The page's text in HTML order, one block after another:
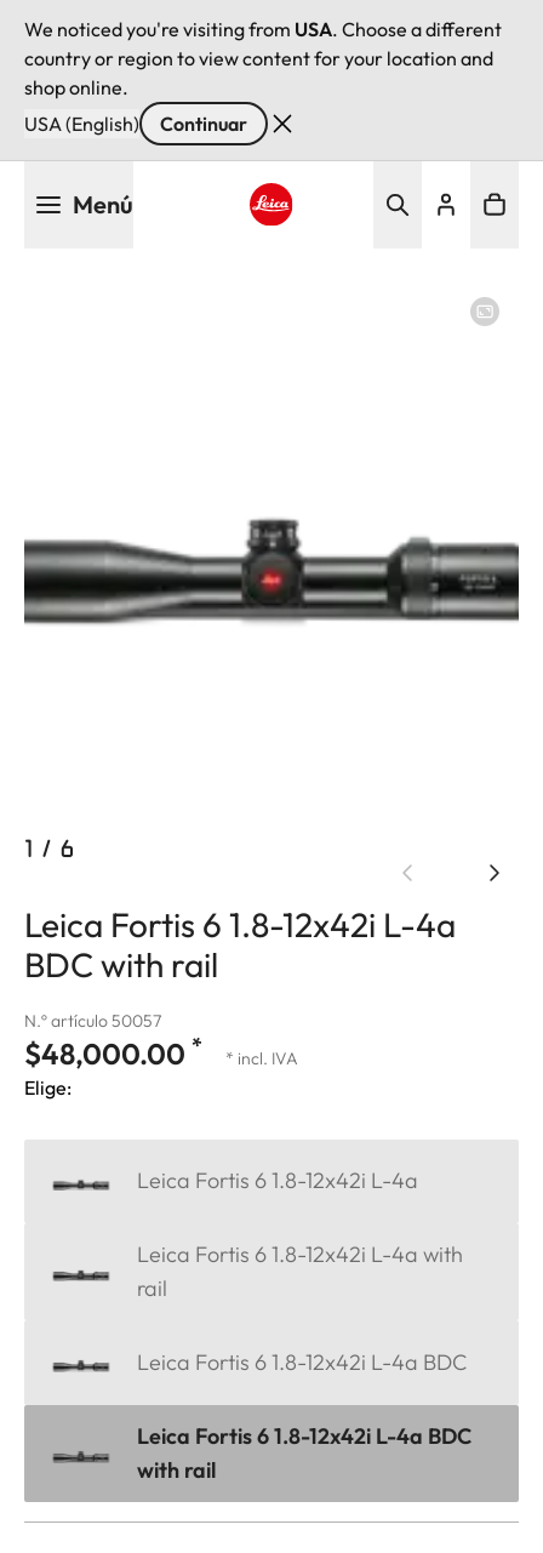
We noticed you're visiting from USA. Choose a different
country or region to view content for your location and
shop online.
USA (English)
Continuar
Menú
1 / 6
Leica Fortis 6 1.8-12x42i L-4a
BDC with rail
N.º artículo 50057
$48,000.00 * * incl. IVA
Elige:
Leica Fortis 6 1.8-12x42i L-4a
Leica Fortis 6 1.8-12x42i L-4a with
rail
Leica Fortis 6 1.8-12x42i L-4a BDC
Leica Fortis 6 1.8-12x42i L-4a BDC
with rail